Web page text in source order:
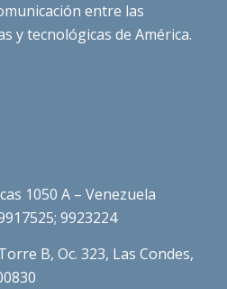
entre las
y tecnológicas de América.
1050 A – Venezuela
9923224
B, Oc. 323, Las Condes,